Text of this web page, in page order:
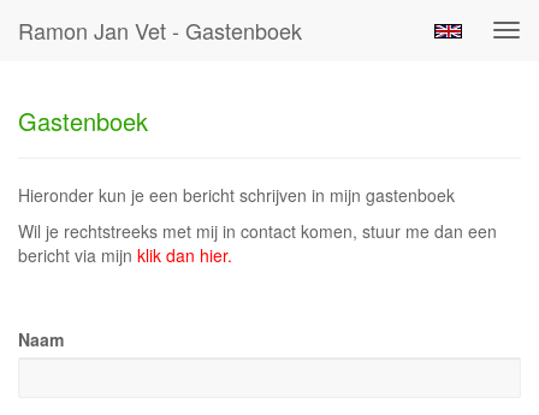
Ramon Jan Vet - Gastenboek
Gastenboek
Hieronder kun je een bericht schrijven in mijn gastenboek
Wil je rechtstreeks met mij in contact komen, stuur me dan een
bericht via mijn klik dan hier.
Naam